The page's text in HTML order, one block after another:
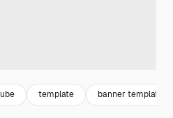
template banner template